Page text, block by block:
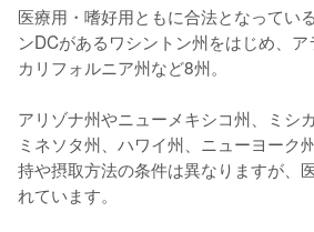
医療用・嗜好用ともに合法となってい
ンDCがあるワシントン州をはじめ、ア
カリフォルニア州など8州。
アリゾナ州やニューメキシコ州、ミシ
ミネソタ州、ハワイ州、ニューヨーク
持や摂取方法の条件は異なりますが、
れています。